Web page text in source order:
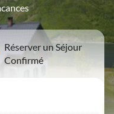
Réserver un Séjour
Confirmé